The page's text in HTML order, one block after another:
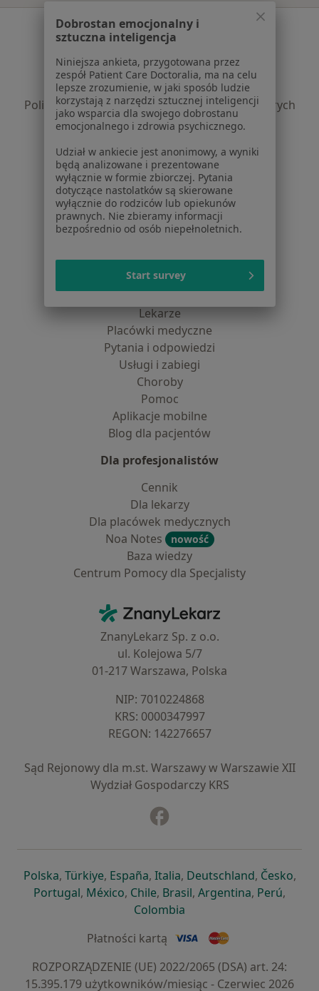
Serwis
Polityka prywatności pacjentów
Polityka prywatności profesjonalistów
Polityka prywatności dla profesjonalistów, których
dane pozyskaliśmy samodzielnie
Jak działają wyniki wyszukiwania
Dostępność
O nas
Praca Rekrutujemy!
Partnerzy
Kontakt
Dla pacjentów
Lekarze
Placówki medyczne
Pytania i odpowiedzi
Usługi i zabiegi
Choroby
Pomoc
Aplikacje mobilne
Blog dla pacjentów
Dla profesjonalistów
Cennik
Dla lekarzy
Dla placówek medycznych
Noa Notes
nowość
Baza wiedzy
Centrum Pomocy dla Specjalisty
ZnanyLekarz - Strona główna
ZnanyLekarz Sp. z o.o.
ul. Kolejowa 5/7
01-217 Warszawa, Polska
NIP: ⁠7010224868
KRS: ⁠0000347997
REGON: ⁠142276657
Sąd Rejonowy dla m.st. Warszawy w Warszawie XII
Wydział Gospodarczy KRS
Polskaotwiera się w nowej karcie
, Türkiyeotwiera się w nowej karcie
, Españaotwiera się w nowej karcie
, Italiaotwiera się w nowej
, Deutschlandotwiera się
, Česko,
Portugalotwiera się w nowej karcie
, Méxicootwiera się w nowej karcie
, Chileotwiera się w nowej karcie
, Brasilotwiera się w nowej
, Argentinaotwiera się
, Perú,
Colombia
Płatności kartą
ROZPORZĄDZENIE (UE) 2022/2065 (DSA) art. 24:
15.395.179 użytkowników/miesiąc - Czerwiec 2026
Dobrostan emocjonalny i
sztuczna inteligencja
Niniejsza ankieta, przygotowana przez
zespół Patient Care Doctoralia, ma na celu
lepsze zrozumienie, w jaki sposób ludzie
korzystają z narzędzi sztucznej inteligencji
jako wsparcia dla swojego dobrostanu
emocjonalnego i zdrowia psychicznego.
Udział w ankiecie jest anonimowy, a wyniki
będą analizowane i prezentowane
wyłącznie w formie zbiorczej. Pytania
dotyczące nastolatków są skierowane
wyłącznie do rodziców lub opiekunów
prawnych. Nie zbieramy informacji
bezpośrednio od osób niepełnoletnich.
Start survey